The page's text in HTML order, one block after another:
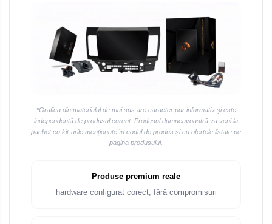
Rame adaptoare Ford
Rame adaptoare M-Benz
Rame adaptoare Skoda
Rame adaptoare Suzuki
Rame adaptoare Audi
*Grafica din materialul de mai sus are caracter pur informativ și este
independentă de produsul curent. Produsul dumneavoastră va veni la
pachet cu kit-urile menționate în codul de produs și cu ofertele listate pe
pagina produsului.
Produse premium reale
hardware configurat corect, fără compromisuri